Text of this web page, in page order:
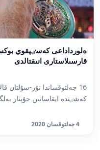
ەلورداداعى كەسٸپقوي
قارسىلاستارى انىقتالدى
16 جەلتوقساندا نۇر-
كەشٸندە ايقاساتىن جۇپتار
4 جەلتوقسان 2020